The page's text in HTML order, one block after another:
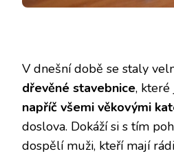
V dnešní době se staly
dřevěné stavebnice, které
napříč všemi věkovými
doslova. Dokáží si s tím
dospělí muži, kteří mají